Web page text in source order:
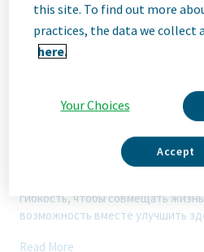
Мы Teva
Мы — Teva, ведущая
компания, основанная на
иммунологии или
медицины по всему миру, мы
станете частью
культуры, которая ценит свежее
гибкость, чтобы совмещать
возможность вместе улучшить
Read More
this site. To find out more
practices, the data we collect
here.
Your Choices
Accept